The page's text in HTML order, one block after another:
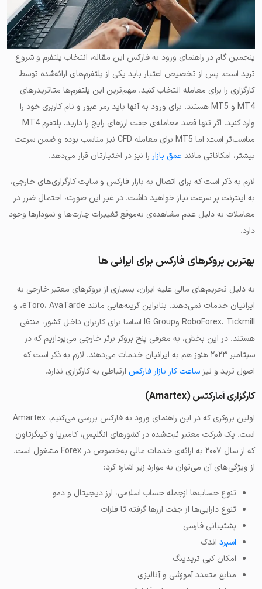
پنجمین گام در راهنمای ورود به فارکس این مقاله، انتخاب پلتفرم و شروع
ترید است. پس از تخصیص اعتبار باید یکی از پلتفرم‌های ارائه‌شده توسط
کارگزاری را برای معامله انتخاب کنید. مهم‌ترین این پلتفرم‌ها متاتریدرهای
MT4 و MT5 هستند
. برای ورود به آنها باید رمز عبور و نام کاربری خود را
مناسب‌تر است؛ اما MT5 برای معامله CFD نیز مناسب بوده و ضمن سرعت
بیشتر، امکاناتی مانندعمق بازار را نیز در اختیارتان قرار می‌دهد.
لازم به ذکر است که برای اتصال به بازار فارکس و سایت کارگزاری‌های خارجی،
به اینترنت پر سرعت نیاز خواهید داشت. در غیر این صورت، احتمال ضرر در
معاملات به دلیل عدم مشاهده‌ی به‌موقع تغییرات چارت‌ها و نمودارها وجود
دارد.
بهترین بروکرهای فارکس برای ایرانی ها
به دلیل تحریم‌های مالی علیه ایران، بسیاری از بروکرهای معتبر خارجی به
ایرانیان خدمات نمی‌دهند. بنابراین گزینه‌هایی مانند eToro، AvaTarde، و
RoboForex، Tickmill وIG Group اساسا برای کاربران داخل کشور، منتفی
هستند. در این بخش، به معرفی پنج بروکر برتر خارجی می‌پردازیم که در
سپتامبر ۲۰۲۳ هنوز هم به ایرانیان خدمات می‌دهند. لازم به ذکر است که
اصول ترید و نیز ساعت کار بازار فارکس ارتباطی به کارگزاری ندارد.
کارگزاری آمارکتس (Amartex)
اولین بروکری که در این راهنمای ورود به فارکس بررسی می‌کنیم، Amartex
است. یک شرکت معتبر ثبت‌شده در کشورهای انگلیس، کامبریا و کینگزتاون
که از سال ۲۰۰۷ به ارائه‌ی خدمات مالی به‌خصوص در Forex مشغول است.
از ویژگی‌های آن می‌توان به موارد زیر اشاره کرد:
تنوع حساب‌ها ازجمله حساب اسلامی، ارز دیجیتال و دمو
تنوع دارایی‌ها از جفت ارزها گرفته تا فلزات
پشتیبانی فارسی
اسپرد اندک
امکان کپی تریدینگ
منابع متعدد آموزشی و آنالیزی